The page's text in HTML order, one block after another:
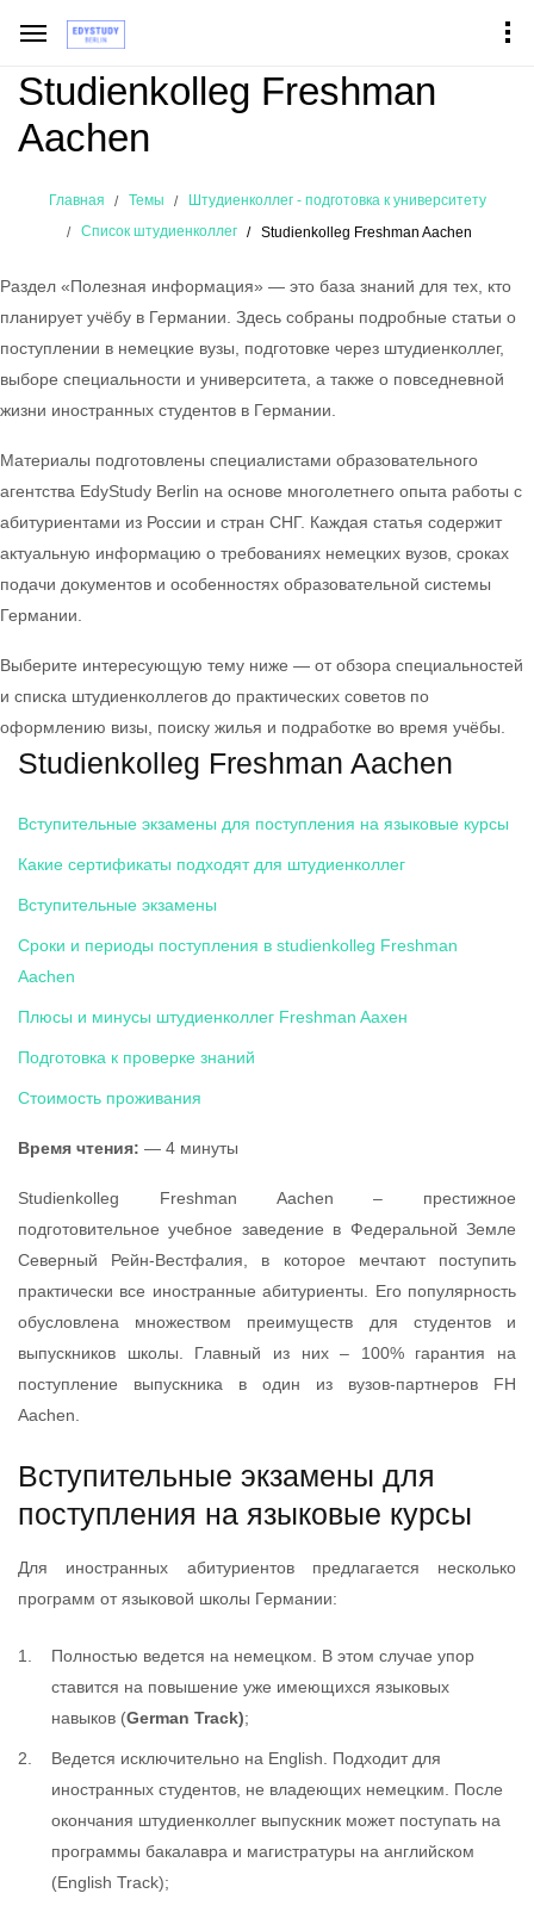
Studienkolleg Freshman
Aachen
Главная Темы
Штудиенколлег - подготовка к университету
Список штудиенколлег
Studienkolleg Freshman Aachen
Раздел «Полезная информация» — это база знаний для тех, кто
планирует учёбу в Германии. Здесь собраны подробные статьи о
поступлении в немецкие вузы, подготовке через штудиенколлег,
выборе специальности и университета, а также о повседневной
жизни иностранных студентов в Германии.
Материалы подготовлены специалистами образовательного
агентства EdyStudy Berlin на основе многолетнего опыта работы с
абитуриентами из России и стран СНГ. Каждая статья содержит
актуальную информацию о требованиях немецких вузов, сроках
подачи документов и особенностях образовательной системы
Германии.
Выберите интересующую тему ниже — от обзора специальностей
и списка штудиенколлегов до практических советов по
оформлению визы, поиску жилья и подработке во время учёбы.
Studienkolleg Freshman Aachen
Вступительные экзамены для поступления на языковые курсы
Какие сертификаты подходят для штудиенколлег
Вступительные экзамены
Сроки и периоды поступления в studienkolleg Freshman
Aachen
Плюсы и минусы штудиенколлег Freshman Aахен
Подготовка к проверке знаний
Стоимость проживания
Время чтения: — 4 минуты
Studienkolleg Freshman Aachen – престижное
подготовительное учебное заведение в Федеральной Земле
Северный Рейн-Вестфалия, в которое мечтают поступить
практически все иностранные абитуриенты. Его популярность
обусловлена множеством преимуществ для студентов и
выпускников школы. Главный из них – 100% гарантия на
поступление выпускника в один из вузов-партнеров FH
Aachen.
Вступительные экзамены для
поступления на языковые курсы
Для иностранных абитуриентов предлагается несколько
программ от языковой школы Германии:
Полностью ведется на немецком. В этом случае упор
ставится на повышение уже имеющихся языковых
навыков (German Track);
Ведется исключительно на English. Подходит для
иностранных студентов, не владеющих немецким. После
окончания штудиенколлег выпускник может поступать на
программы бакалавра и магистратуры на английском
(English Track);